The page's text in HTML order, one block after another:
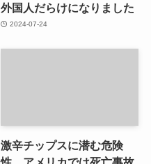
外国人だらけになりました
2024-07-24
激辛チップスに潜む危険